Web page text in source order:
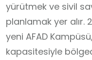
yürütmek ve sivil
planlamak yer alır.
yeni AFAD
kapasitesiyle